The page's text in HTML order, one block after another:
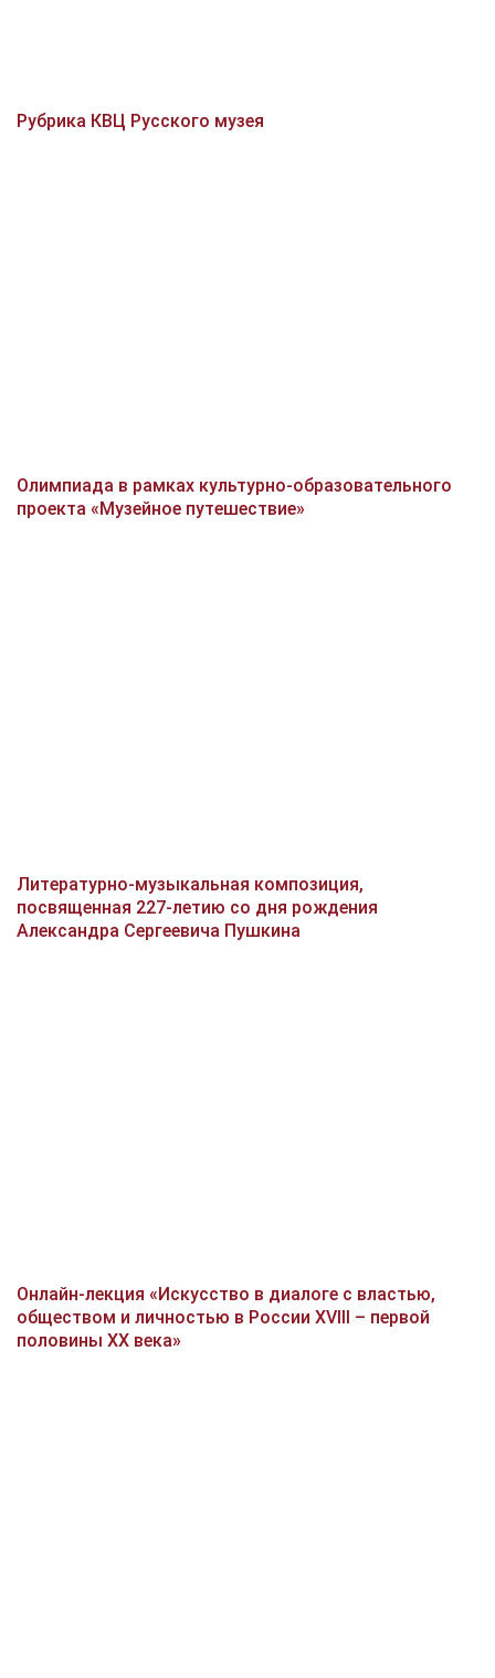
Рубрика КВЦ Русского музея
Олимпиада в рамках культурно-образовательного
проекта «Музейное путешествие»
Литературно-музыкальная композиция,
посвященная 227-летию со дня рождения
Александра Сергеевича Пушкина
Онлайн-лекция «Искусство в диалоге с властью,
обществом и личностью в России XVIII – первой
половины XX века»